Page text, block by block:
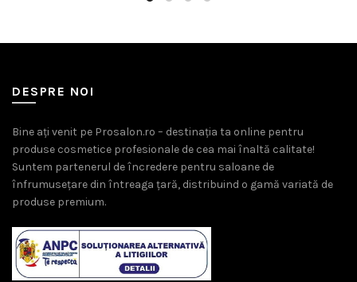
DESPRE NOI
Bine ați venit pe Prosalon.ro – destinația ta online pentru
produse cosmetice profesionale de cea mai înaltă calitate!
Suntem partenerul de încredere pentru saloane de
înfrumusețare din întreaga țară, distribuind o gamă variată de
produse premium.